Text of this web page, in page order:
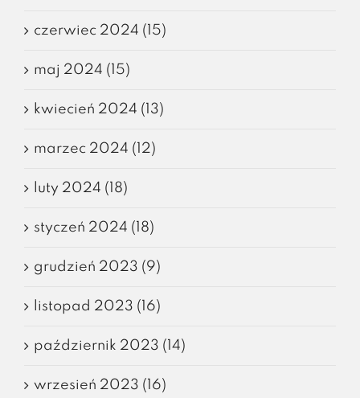
czerwiec 2024 (15)
maj 2024 (15)
kwiecień 2024 (13)
marzec 2024 (12)
luty 2024 (18)
styczeń 2024 (18)
grudzień 2023 (9)
listopad 2023 (16)
październik 2023 (14)
wrzesień 2023 (16)